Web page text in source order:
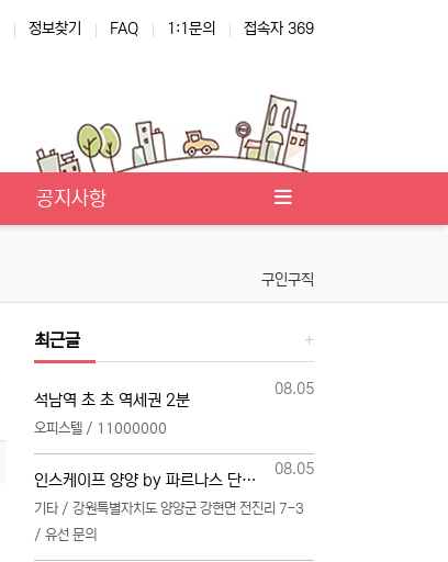
정보찾기 FAQ 1:1문의 접속자 369
공지사항
구인구직
최근글
등록일
08.05
석남역 초 초 역세권 2분
오피스텔 / 11000000
등록일
08.05
인스케이프 양양 by 파르나스 단일 본부 모집
기타 / 강원특별자치도 양양군 강현면 전진리 7-3
/ 유선 문의